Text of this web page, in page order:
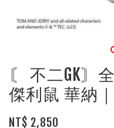
〘 不二GK〙
傑利鼠 華納
NT$ 2,850